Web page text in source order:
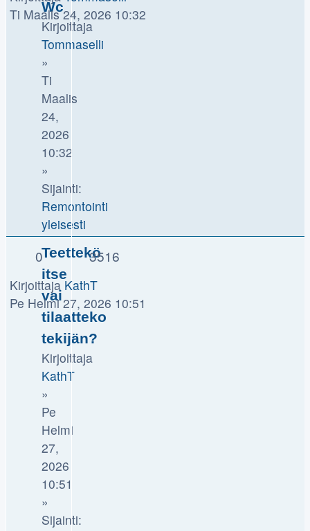
Wc
Kirjoittaja
Tommaselli
»
Ti
Maalis
24,
2026
10:32
»
Sijainti:
Remontointi
yleisesti
Ti Maalis 24, 2026 10:32
Teettekö
itse
vai
tilaatteko
tekijän?
Kirjoittaja
KathT
»
Pe
Helmi
27,
2026
10:51
»
Sijainti:
0 3516
KirjoittajaKathT
Pe Helmi 27, 2026 10:51